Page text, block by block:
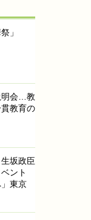
」
明会…教
教育の
坂政臣
ント
」東京